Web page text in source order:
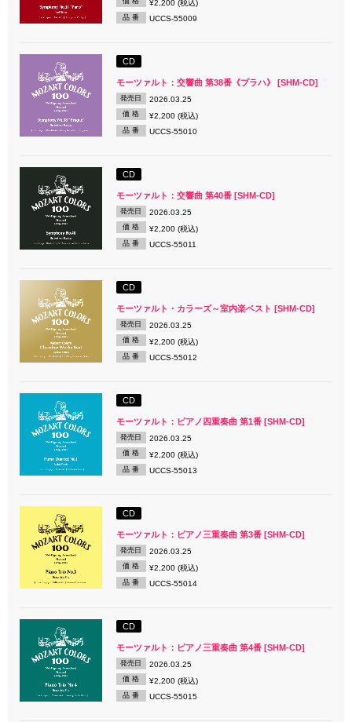
¥2,200 (税込)
品 番 UCCS-55009
CD
モーツァルト：交響曲 第38番《プラハ》 [SHM-CD]
発売日 2026.03.25
価 格 ¥2,200 (税込)
品 番 UCCS-55010
CD
モーツァルト：交響曲 第40番 [SHM-CD]
発売日 2026.03.25
価 格 ¥2,200 (税込)
品 番 UCCS-55011
CD
モーツァルト・カラーズ～室内楽ベスト [SHM-CD]
発売日 2026.03.25
価 格 ¥2,200 (税込)
品 番 UCCS-55012
CD
モーツァルト：ピアノ四重奏曲 第1番 [SHM-CD]
発売日 2026.03.25
価 格 ¥2,200 (税込)
品 番 UCCS-55013
CD
モーツァルト：ピアノ三重奏曲 第3番 [SHM-CD]
発売日 2026.03.25
価 格 ¥2,200 (税込)
品 番 UCCS-55014
CD
モーツァルト：ピアノ三重奏曲 第4番 [SHM-CD]
発売日 2026.03.25
価 格 ¥2,200 (税込)
品 番 UCCS-55015